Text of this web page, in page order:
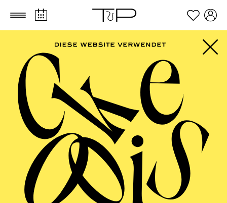
Zum Hauptinhalt springen Zum Footer springen
PHILHARMONIE